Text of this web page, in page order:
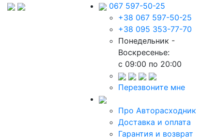
067 597-50-25
+38 067 597-50-25
+38 095 353-77-70
Понедельник -
Воскресенье:
c 09:00 по 20:00
Перезвоните мне
Про Авторасходник
Доставка и оплата
Гарантия и возврат